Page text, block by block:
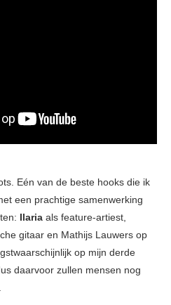
Eén van de beste hooks die ik
een prachtige samenwerking
Ilaria als feature-artiest,
gitaar en Mathijs Lauwers op
op mijn derde
daarvoor zullen mensen nog